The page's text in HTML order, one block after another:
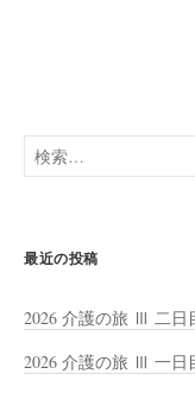
検
索:
最近の投稿
2026 介護の旅 Ⅲ 二日
2026 介護の旅 Ⅲ 一日